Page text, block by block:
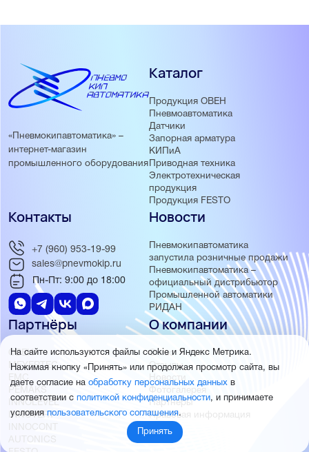
«Пневмокипавтоматика» –
интернет-магазин
промышленного оборудования
Каталог
Продукция ОВЕН
Пневмоавтоматика
Датчики
Запорная арматура
КИПиА
Приводная техника
Электротехническая
продукция
Продукция FESTO
Новости
Пневмокипавтоматика
запустила розничные продажи
Пневмокипавтоматика –
официальный дистрибьютор
Промышленной автоматики
РИДАН
Партнёры
ОВЕН
MEYERTEC
EMC
PEMAKS
INNOLEVEL
INNOVERT
INNOCONT
AUTONICS
О компании
О нас
Отзывы
Новости
Фотогалерея
Партнёры
Правовая информация
Контакты
+7 (960) 953-19-99
sales@pnevmokip.ru
Пн-Пт: 9:00 до 18:00
На сайте используются файлы cookie и Яндекс Метрика.
Нажимая кнопку «Принять» или продолжая просмотр сайта, вы
даете согласие на обработку персональных данных в
соответствии с политикой конфиденциальности, и принимаете
условияпользовательского соглашения.
Принять